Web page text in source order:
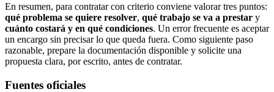
En resumen, para contratar con criterio conviene valorar tres puntos:
qué problema se quiere resolver, qué trabajo se va a prestar y
cuánto costará y en qué condiciones. Un error frecuente es aceptar
un encargo sin precisar lo que queda fuera. Como siguiente paso
razonable, prepare la documentación disponible y solicite una
propuesta clara, por escrito, antes de contratar.
Fuentes oficiales